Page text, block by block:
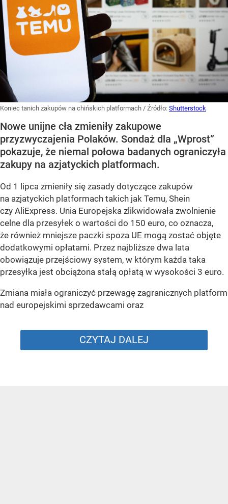
Koniec tanich zakupów na chińskich platformach / Źródło: Shutterstock
Nowe unijne cła zmieniły zakupowe
przyzwyczajenia Polaków. Sondaż dla „Wprost”
pokazuje, że niemal połowa badanych ograniczyła
zakupy na azjatyckich platformach.
Od 1 lipca zmieniły się zasady dotyczące zakupów
na azjatyckich platformach takich jak Temu, Shein
czy AliExpress. Unia Europejska zlikwidowała zwolnienie
celne dla przesyłek o wartości do 150 euro, co oznacza,
że również mniejsze paczki spoza UE mogą zostać objęte
dodatkowymi opłatami. Przez najbliższe dwa lata
obowiązuje przejściowy system, w którym każda taka
przesyłka jest obciążona stałą opłatą w wysokości 3 euro.
Zmiana miała ograniczyć przewagę zagranicznych platform
nad europejskimi sprzedawcami oraz
CZYTAJ DALEJ